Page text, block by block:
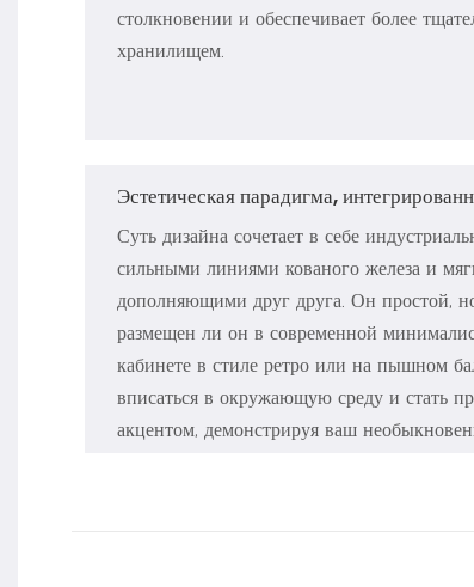
столкновении и обеспечивает более
хранилищем.
Эстетическая парадигма,
Суть дизайна сочетает в себе
сильными линиями кованого железа и
дополняющими друг друга. Он простой,
размещен ли он в современной
кабинете в стиле ретро или на пышном
вписаться в окружающую среду и стать
акцентом, демонстрируя ваш